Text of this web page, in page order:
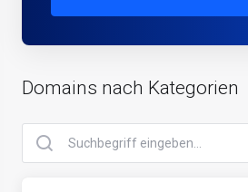
Domains nach Kategorien